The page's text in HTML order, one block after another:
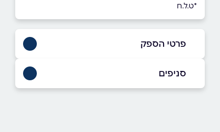
*ט.ל.ח
פרטי הספק
באתר בוואטסאפ
סניפים